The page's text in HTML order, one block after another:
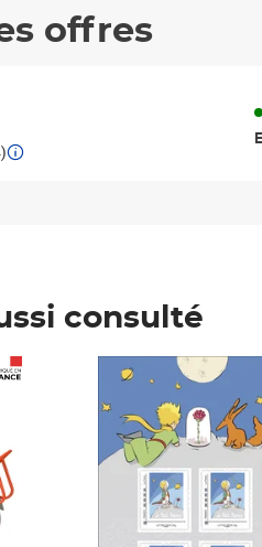
offres
consulté
Prix 7,50€